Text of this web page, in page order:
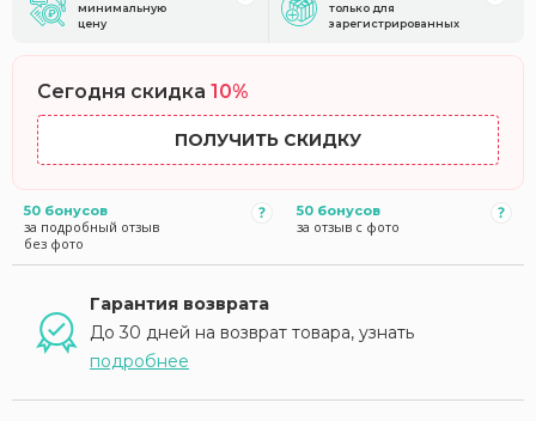
минимальную
цену
только для
зарегистрированных
Сегодня скидка 10%
ПОЛУЧИТЬ СКИДКУ
50 бонусов
за подробный отзыв
без фото
50 бонусов
за отзыв с фото
Гарантия возврата
До 30 дней на возврат товара, узнать
подробнее